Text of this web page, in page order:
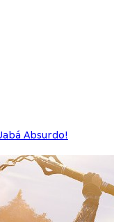
Absurdo!